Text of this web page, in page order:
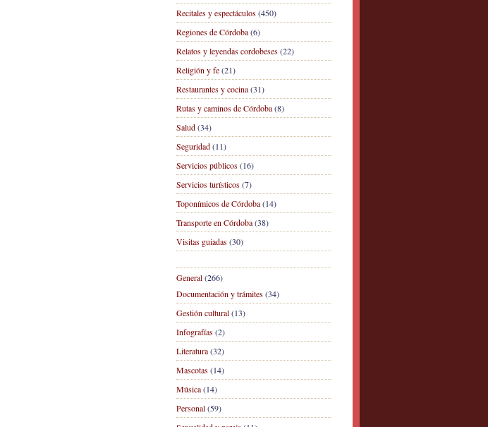
Recitales y espectáculos(450)
Regiones de Córdoba(6)
Relatos y leyendas cordobeses(22)
Religión y fe(21)
Restaurantes y cocina(31)
Rutas y caminos de Córdoba(8)
Salud(34)
Seguridad(11)
Servicios públicos(16)
Servicios turísticos(7)
Toponímicos de Córdoba(14)
Transporte en Córdoba(38)
Visitas guiadas(30)
General(266)
Documentación y trámites(34)
Gestión cultural(13)
Infografías(2)
Literatura(32)
Mascotas(14)
Música(14)
Personal(59)